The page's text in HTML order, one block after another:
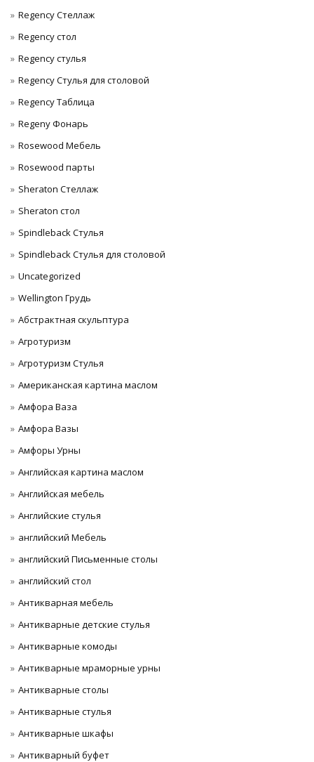
Regency Стеллаж
Regency стол
Regency стулья
Regency Стулья для столовой
Regency Таблица
Regeny Фонарь
Rosewood Мебель
Rosewood парты
Sheraton Стеллаж
Sheraton стол
Spindleback Стулья
Spindleback Стулья для столовой
Uncategorized
Wellington Грудь
Абстрактная скульптура
Агротуризм
Агротуризм Стулья
Американская картина маслом
Амфора Ваза
Амфора Вазы
Амфоры Урны
Английская картина маслом
Английская мебель
Английские стулья
английский Мебель
английский Письменные столы
английский стол
Антикварная мебель
Антикварные детские стулья
Антикварные комоды
Антикварные мраморные урны
Антикварные столы
Антикварные стулья
Антикварные шкафы
Антикварный буфет